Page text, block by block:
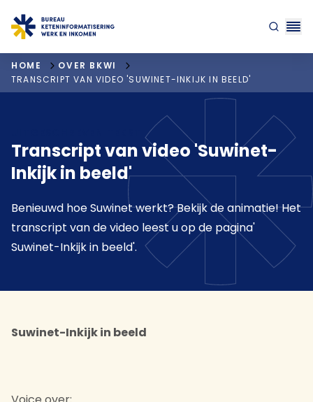
"ga naar homepagina"
HOME
OVER BKWI
TRANSCRIPT VAN VIDEO 'SUWINET-INKIJK IN BEELD'
Transcript van video 'Suwinet-
Inkijk in beeld'
Benieuwd hoe Suwinet werkt? Bekijk de animatie! Het
transcript van de video leest u op de pagina'
Suwinet-Inkijk in beeld'.
Suwinet-Inkijk in beeld